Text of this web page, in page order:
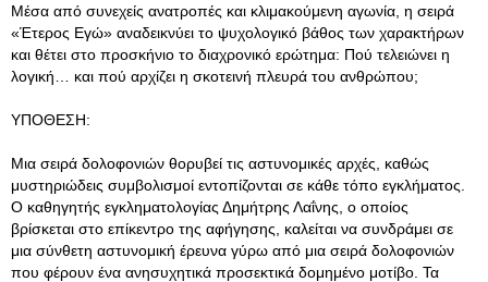
Μέσα από συνεχείς ανατροπές και κλιμακούμενη αγωνία, η σειρά
«Έτερος Εγώ» αναδεικνύει το ψυχολογικό βάθος των χαρακτήρων
και θέτει στο προσκήνιο το διαχρονικό ερώτημα: Πού τελειώνει η
λογική… και πού αρχίζει η σκοτεινή πλευρά του ανθρώπου;
ΥΠΟΘΕΣΗ:
Μια σειρά δολοφονιών θορυβεί τις αστυνομικές αρχές, καθώς
μυστηριώδεις συμβολισμοί εντοπίζονται σε κάθε τόπο εγκλήματος.
Ο καθηγητής εγκληματολογίας Δημήτρης Λαΐνης, ο οποίος
βρίσκεται στο επίκεντρο της αφήγησης, καλείται να συνδράμει σε
μια σύνθετη αστυνομική έρευνα γύρω από μια σειρά δολοφονιών
που φέρουν ένα ανησυχητικά προσεκτικά δομημένο μοτίβο. Τα